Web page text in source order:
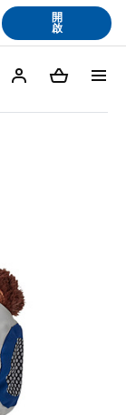
開
啟